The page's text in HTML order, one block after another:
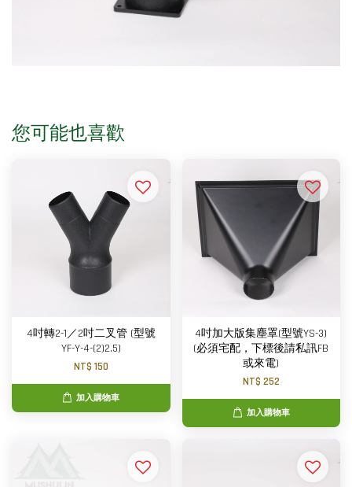
您可能也喜歡
4吋轉2-1／2吋二叉管 (型號
YF-Y-4-(2)2.5)
NT$ 150
加入購物車
4吋加大版集塵罩(型號YS-3)
(必須宅配，下標後請私訊FB
或來電)
NT$ 252
加入購物車